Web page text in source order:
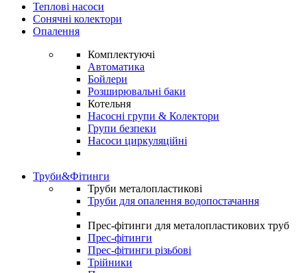
Теплові насоси
Сонячні колектори
Опалення
Комплектуючі
Автоматика
Бойлери
Розширювальні баки
Котельня
Насосні групи & Колектори
Групи безпеки
Насоси циркуляційні
Труби&Фітинги
Труби металопластикові
Труби для опалення водопостачання
Прес-фітинги для металопластикових труб
Прес-фітинги
Прес-фітинги різьбові
Трійники